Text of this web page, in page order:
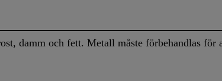
damm och fett. Metall måste förbehandlas för